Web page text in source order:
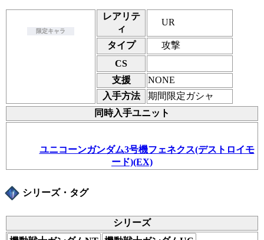
限定キャラ
レアリテ
ィ
UR
タイプ
攻撃
CS
支援
NONE
入手方法
期間限定ガシャ
同時入手ユニット
ユニコーンガンダム3号機フェネクス(デストロイモ
ード)(EX)
シリーズ・タグ
シリーズ